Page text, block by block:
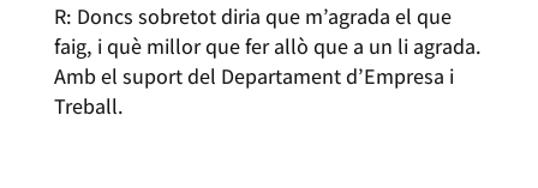
R: Doncs sobretot diria que m’agrada el que
faig, i què millor que fer allò que a un li agrada.
Amb el suport del Departament d’Empresa i
Treball.